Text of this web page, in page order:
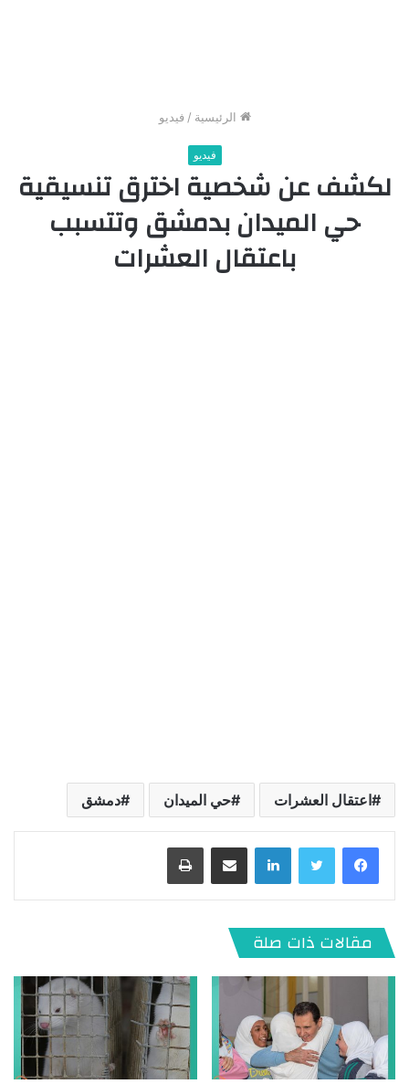
الرئيسية / فيديو
فيديو
لكشف عن شخصية اخترق تنسيقية
حي الميدان بدمشق وتتسبب
باعتقال العشرات
اعتقال العشرات حي الميدان دمشق
لينكدإن
مقالات ذات صلة